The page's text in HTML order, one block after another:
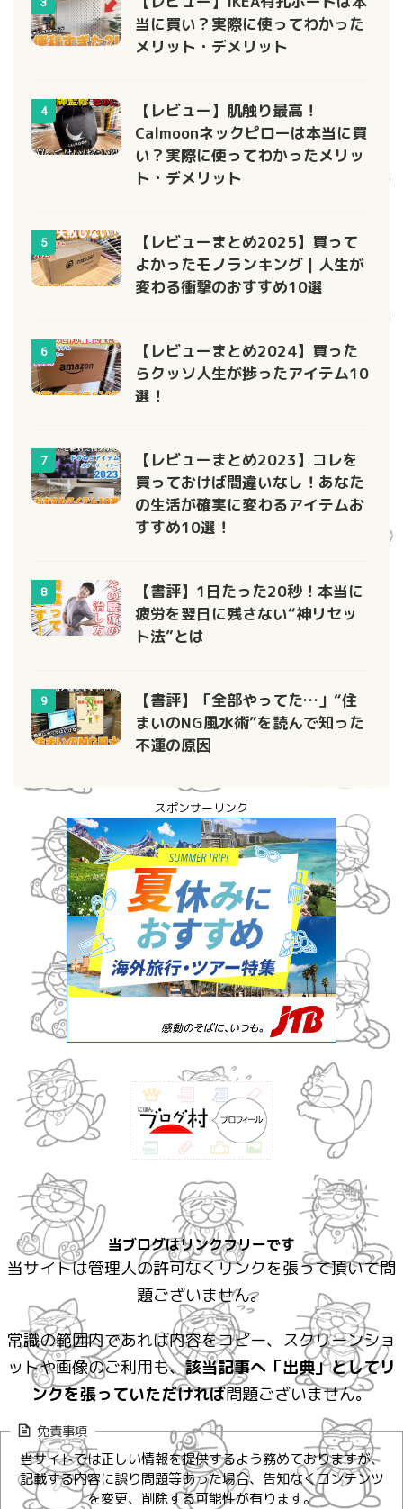
当に買い？実際に使ってわかった
メリット・デメリット
4
【レビュー】肌触り最高！
Calmoonネックピローは本当に買
い？実際に使ってわかったメリッ
ト・デメリット
5
【レビューまとめ2025】買って
よかったモノランキング｜人生が
変わる衝撃のおすすめ10選
6
【レビューまとめ2024】買った
らクッソ人生が捗ったアイテム10
選！
7
【レビューまとめ2023】コレを
買っておけば間違いなし！あなた
の生活が確実に変わるアイテムお
すすめ10選！
8
【書評】1日たった20秒！本当に
疲労を翌日に残さない“神リセッ
ト法”とは
9
【書評】「全部やってた…」“住
まいのNG風水術”を読んで知った
不運の原因
スポンサーリンク
当ブログはリンクフリーです
当サイトは管理人の許可なくリンクを張って頂いて問
題ございません。
常識の範囲内であれば内容をコピー、スクリーンショ
ットや画像のご利用も、該当記事へ「出典」としてリ
ンクを張っていただければ問題ございません。
免責事項
当サイトでは正しい情報を提供するよう務めておりますが、
記載する内容に誤り問題等あった場合、告知なくコンテンツ
を変更、削除する可能性が有ります。